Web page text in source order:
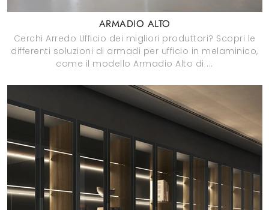
ARMADIO ALTO
Cerchi Arredo Ufficio dei migliori produttori? Scopri le
differenti soluzioni di armadi per ufficio in melaminico,
come il modello Armadio Alto di ...